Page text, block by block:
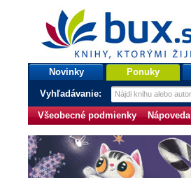
bux.sk
knihy, ktorými žijete
Úvodná stránka
Novinky Ponuky
Vyhľadávanie:
Všeobecné podmienky Nápoveda